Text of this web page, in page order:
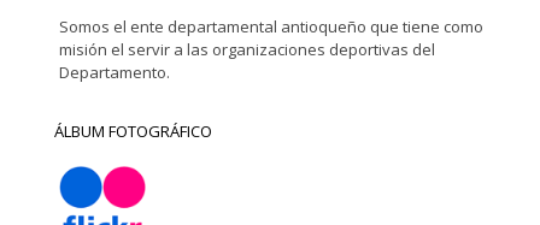
Somos el ente departamental antioqueño que tiene como
misión el servir a las organizaciones deportivas del
Departamento.
ÁLBUM FOTOGRÁFICO